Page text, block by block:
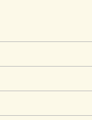
ブライダル